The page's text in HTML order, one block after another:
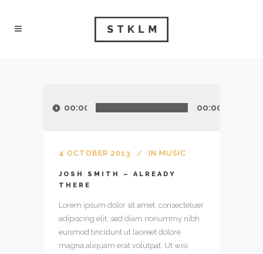
Player 00:00 00:00
4 OCTOBER 2013 IN MUSIC
JOSH SMITH – ALREADY
THERE
Lorem ipsum dolor sit amet, consectetuer
adipiscing elit, sed diam nonummy nibh
euismod tincidunt ut laoreet dolore
magna aliquam erat volutpat. Ut wisi